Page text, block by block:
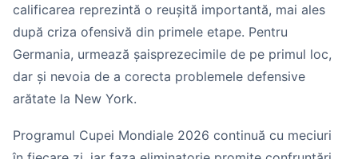
calificarea reprezintă o reușită importantă, mai ales
după criza ofensivă din primele etape. Pentru
Germania, urmează șaisprezecimile de pe primul loc,
dar și nevoia de a corecta problemele defensive
arătate la New York.
Programul Cupei Mondiale 2026 continuă cu meciuri